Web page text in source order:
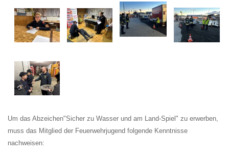
Um das Abzeichen"Sicher zu Wasser und am Land-Spiel" zu erwerben,
muss das Mitglied der Feuerwehrjugend fo lgende Kenntnisse
nachweisen: